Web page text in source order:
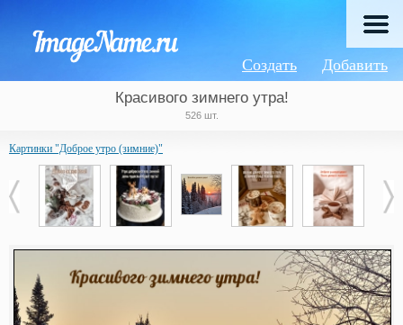
Добавить
Создать
Красивого зимнего утра!
526 шт.
Картинки "Доброе утро (зимние)"